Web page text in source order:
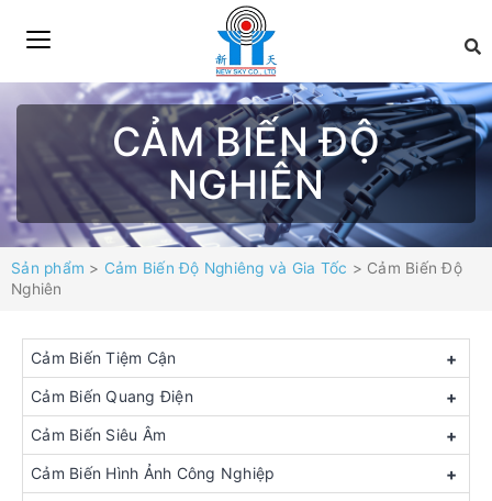
CẢM BIẾN ĐỘ
NGHIÊN
Sản phẩm > Cảm Biến Độ Nghiêng và Gia Tốc > Cảm Biến Độ
Nghiên
Cảm Biến Tiệm Cận +
Cảm Biến Quang Điện +
Cảm Biến Siêu Âm +
Cảm Biến Hình Ảnh Công Nghiệp +